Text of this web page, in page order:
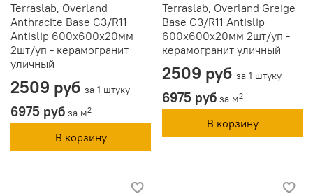
Terraslab, Overland
Anthracite Base C3/R11
Antislip 600х600х20мм
2шт/уп - керамогранит
уличный
2509 руб за 1 штуку
6975 руб за м2
В корзину
Terraslab, Overland Greige
Base C3/R11 Antislip
600х600х20мм 2шт/уп -
керамогранит уличный
2509 руб за 1 штуку
6975 руб за м2
В корзину